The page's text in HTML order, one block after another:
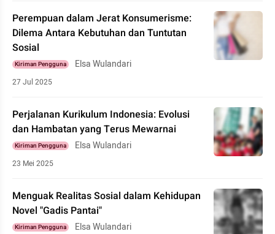
Perempuan dalam Jerat Konsumerisme:
Dilema Antara Kebutuhan dan Tuntutan
Sosial
Kiriman Pengguna Elsa Wulandari
27 Jul 2025
Perjalanan Kurikulum Indonesia: Evolusi
dan Hambatan yang Terus Mewarnai
Kiriman Pengguna Elsa Wulandari
23 Mei 2025
Menguak Realitas Sosial dalam Kehidupan
Novel "Gadis Pantai"
Kiriman Pengguna Elsa Wulandari